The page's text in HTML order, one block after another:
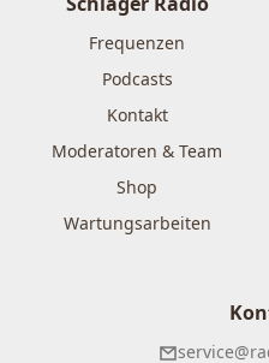
Frequenzen
Podcasts
Kontakt
Moderatoren & Team
Shop
Wartungsarbeiten